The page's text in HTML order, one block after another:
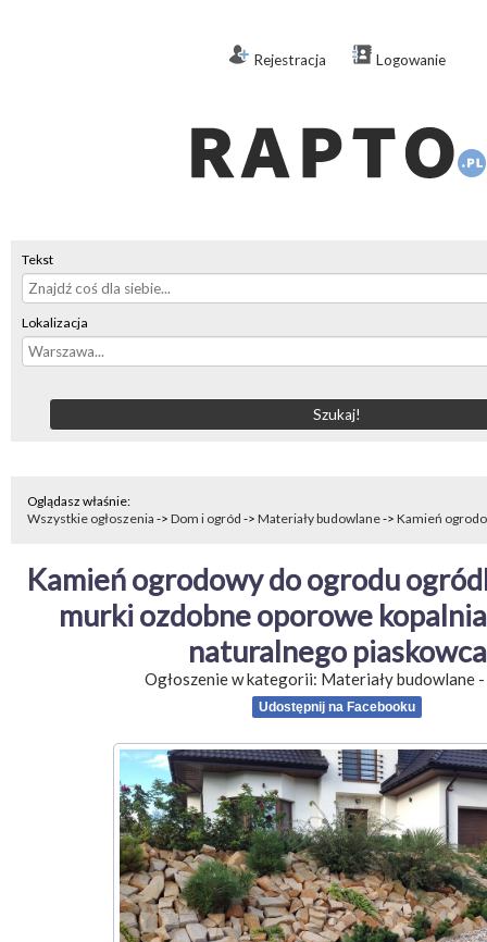
Rejestracja Logowanie
Tekst
Lokalizacja
Oglądasz właśnie:
Wszystkie ogłoszenia -> Dom i ogród -> Materiały budowlane-> Kamień
Kamień ogrodowy do ogrodu
murki ozdobne oporowe
naturalnego piaskowca
Ogłoszenie w kategorii: Materiały budowlane-
Udostępnij na Facebooku